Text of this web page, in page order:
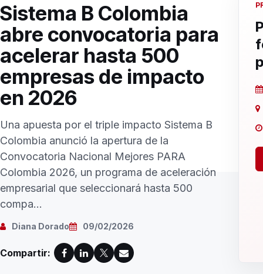
Sistema B Colombia
abre convocatoria para
acelerar hasta 500
empresas de impacto
en 2026
Una apuesta por el triple impacto Sistema B
Colombia anunció la apertura de la
Convocatoria Nacional Mejores PARA
Colombia 2026, un programa de aceleración
empresarial que seleccionará hasta 500
compa...
Diana Dorado 09/02/2026
Compartir: